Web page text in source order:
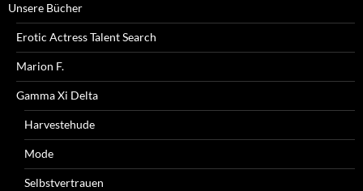
Unsere Bücher
Erotic Actress Talent Search
Marion F.
Gamma Xi Delta
Harvestehude
Mode
Selbstvertrauen